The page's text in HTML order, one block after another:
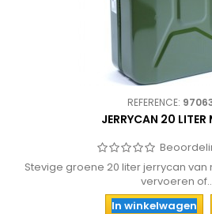
REFERENCE:
JERRYCAN 20 LITER
Stevige groene 20 liter jerrycan
vervoeren
In winkelwagen